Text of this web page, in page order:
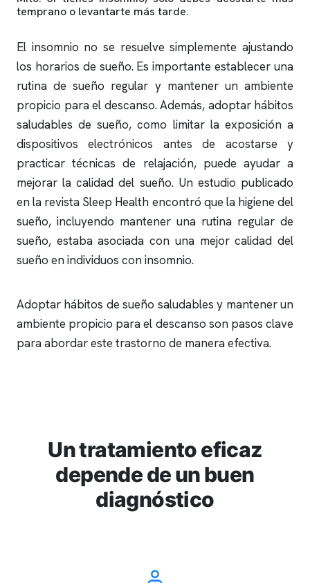
temprano o levantarte más tarde.
El insomnio no se resuelve simplemente ajustando
los horarios de sueño. Es importante establecer una
rutina de sueño regular y mantener un ambiente
propicio para el descanso. Además, adoptar hábitos
saludables de sueño, como limitar la exposición a
dispositivos electrónicos antes de acostarse y
practicar técnicas de relajación, puede ayudar a
mejorar la calidad del sueño. Un estudio publicado
en la revista Sleep Health encontró que la higiene del
sueño, incluyendo mantener una rutina regular de
sueño, estaba asociada con una mejor calidad del
sueño en individuos coninsomnio.
Adoptar hábitos de sueño saludables y mantener un
ambiente propicio para el descanso son pasos clave
para abordar este trastorno de manera efectiva.
Un tratamiento eficaz
depende de un buen
diagnóstico